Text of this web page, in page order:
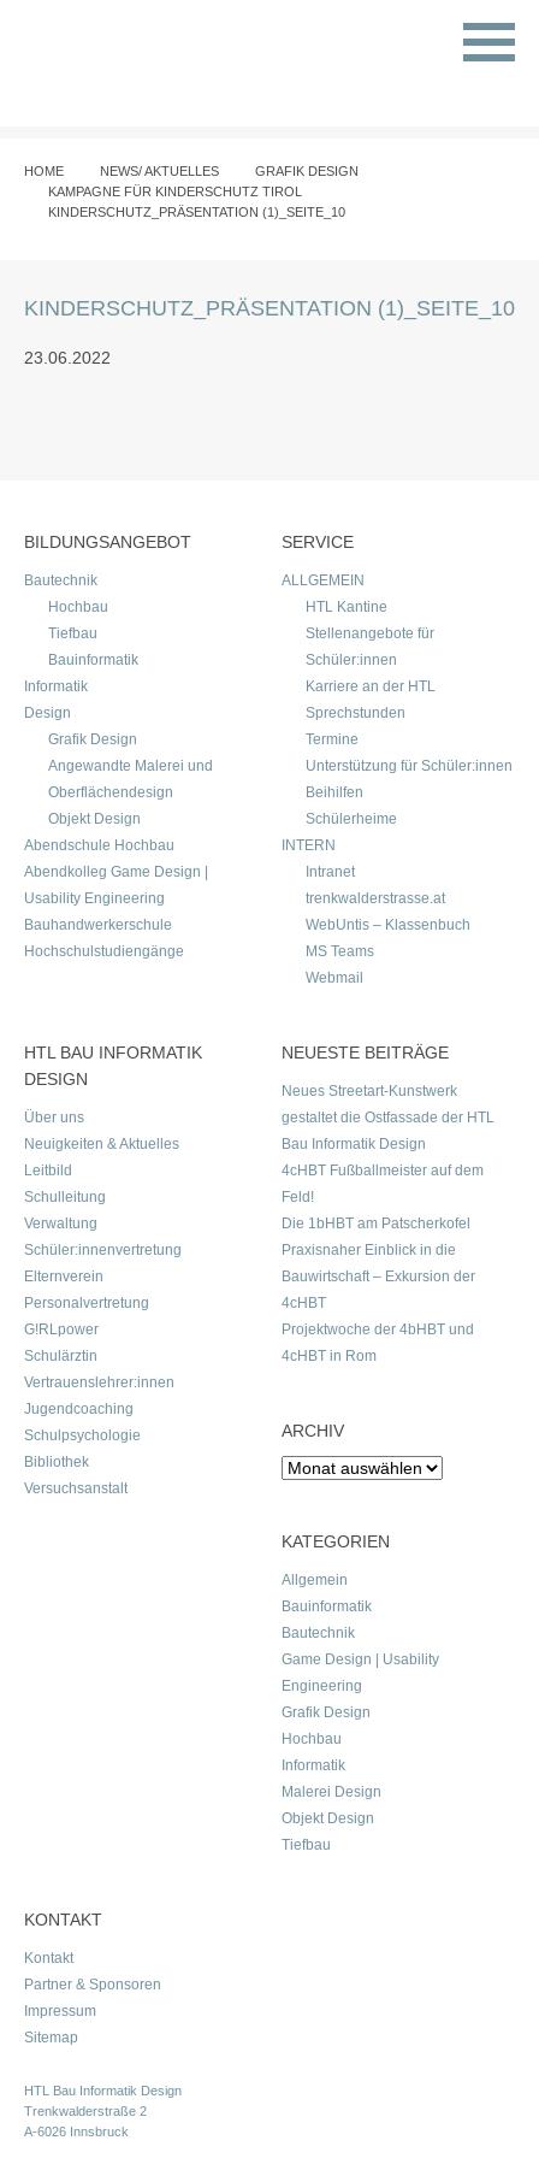
HOME NEWS/ AKTUELLES
GRAFIK DESIGN
KAMPAGNE FÜR KINDERSCHUTZ TIROL
KINDERSCHUTZ_PRÄSENTATION (1)_SEITE_10
KINDERSCHUTZ_PRÄSENTATION (1)_SEITE_10
23.06.2022
BILDUNGSANGEBOT
Bautechnik
Hochbau
Tiefbau
Bauinformatik
Informatik
Design
Grafik Design
Angewandte Malerei und
Oberflächendesign
Objekt Design
Abendschule Hochbau
Abendkolleg Game Design |
Usability Engineering
Bauhandwerkerschule
Hochschulstudiengänge
SERVICE
ALLGEMEIN
HTL Kantine
Stellenangebote für
Schüler:innen
Karriere an der HTL
Sprechstunden
Termine
Unterstützung für Schüler:innen
Beihilfen
Schülerheime
INTERN
Intranet
trenkwalderstrasse.at
WebUntis – Klassenbuch
MS Teams
Webmail
HTL BAU INFORMATIK
DESIGN
Über uns
Neuigkeiten & Aktuelles
Leitbild
Schulleitung
Verwaltung
Schüler:innenvertretung
Elternverein
Personalvertretung
G!RLpower
Schulärztin
Vertrauenslehrer:innen
Jugendcoaching
Schulpsychologie
Bibliothek
Versuchsanstalt
NEUESTE BEITRÄGE
Neues Streetart-Kunstwerk
gestaltet die Ostfassade der HTL
Bau Informatik Design
4cHBT Fußballmeister auf dem
Feld!
Die 1bHBT am Patscherkofel
Praxisnaher Einblick in die
Bauwirtschaft – Exkursion der
4cHBT
Projektwoche der 4bHBT und
4cHBT in Rom
ARCHIV
Archiv
KATEGORIEN
Allgemein
Bauinformatik
Bautechnik
Game Design | Usability
Engineering
Grafik Design
Hochbau
Informatik
Malerei Design
Objekt Design
Tiefbau
KONTAKT
Kontakt
Partner & Sponsoren
Impressum
Sitemap
HTL Bau Informatik Design
Trenkwalderstraße 2
A-6026 Innsbruck